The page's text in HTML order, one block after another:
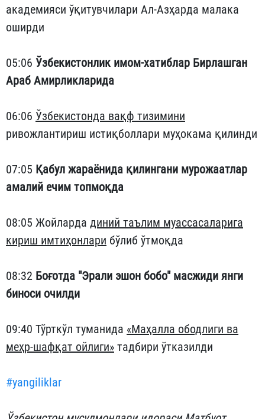
академияси ўқитувчилари Ал-Азҳарда малака
оширди
05:06 Ўзбекистонлик имом-хатиблар Бирлашган
Араб Амирликларида
06:06 Ўзбекистонда вақф тизимини
ривожлантириш истиқболлари муҳокама қилинди
07:05 Қабул жараёнида қилингани мурожаатлар
амалий ечим топмоқда
08:05 Жойларда диний таълим муассасаларига
кириш имтиҳонлари бўлиб ўтмоқда
08:32 Боғотда "Эрали эшон бобо" масжиди янги
биноси очилди
09:40 Тўрткўл туманида «Маҳалла ободлиги ва
меҳр-шафқат ойлиги» тадбири ўтказилди
#yangiliklar